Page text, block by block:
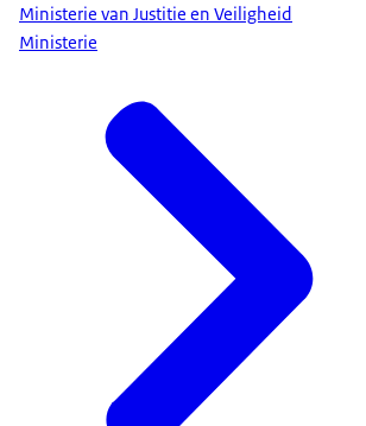
Ministerie van Justitie en Veiligheid
Ministerie